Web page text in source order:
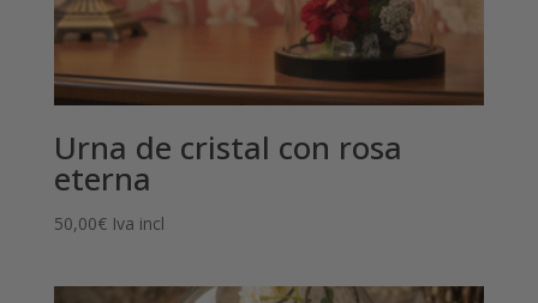
Urna de cristal con rosa
eterna
50,00€ Iva incl